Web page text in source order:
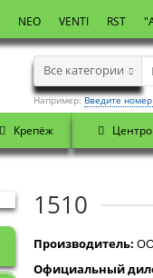
NEO VENTI RST
Все категории
Например:Введите
Крепёж
1510
Производитель:
Официальный